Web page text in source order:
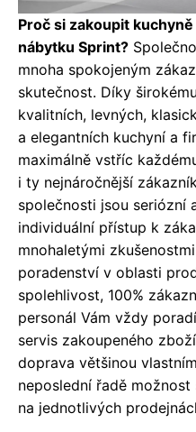
Proč si zakoupit
nábytku Sprint?
mnoha spokojeným
skutečnost. Díky
kvalitních, levných,
a elegantních kuchyní a
maximálně vstříc
i ty nejnáročnější
společnosti jsou seriózní
individuální přístup k
mnohaletými
poradenství v oblasti
spolehlivost, 100%
personál Vám vždy
servis zakoupeného
doprava většinou
neposlední řadě
na jednotlivých